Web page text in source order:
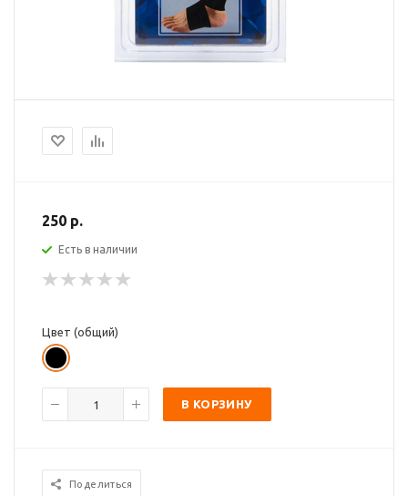
250 р.
Есть в наличии
Цвет (общий)
В КОРЗИНУ
Поделиться